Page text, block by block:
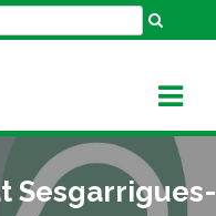
Sesgarrigues-